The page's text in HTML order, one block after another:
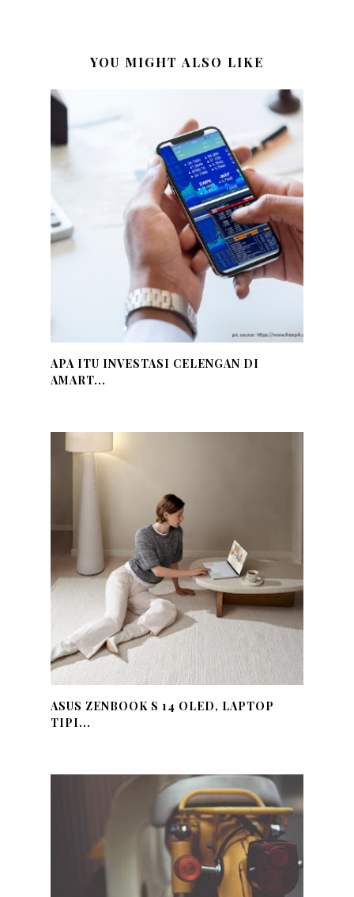
YOU MIGHT ALSO LIKE
APA ITU INVESTASI CELENGAN DI
AMART...
ASUS ZENBOOK S 14 OLED, LAPTOP
TIPI...